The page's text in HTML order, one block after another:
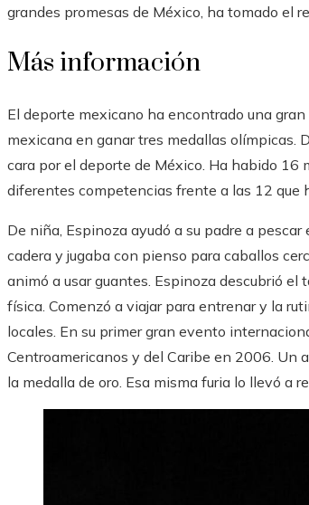
grandes promesas de México, ha tomado el
Más información
El deporte mexicano ha encontrado una
mexicana en ganar tres medallas olímpicas.
cara por el deporte de México. Ha habido
diferentes competencias frente a las 12 que
De niña, Espinoza ayudó a su padre a
cadera y jugaba con pienso para caballos
animó a usar guantes. Espinoza descubrió
física. Comenzó a viajar para entrenar y la
locales. En su primer gran evento
Centroamericanos y del Caribe en 2006. Un
la medalla de oro. Esa misma furia lo llevó a